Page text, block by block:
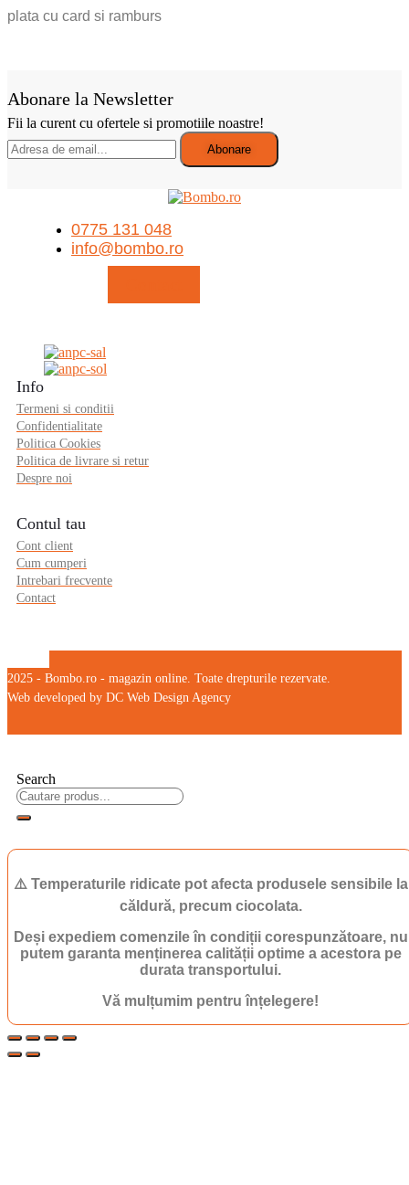
plata cu card si ramburs
Abonare la Newsletter
Fii la curent cu ofertele si promotiile noastre!
0775 131 048
info@bombo.ro
Info
Termeni si conditii
Confidentialitate
Politica Cookies
Politica de livrare si retur
Despre noi
Contul tau
Cont client
Cum cumperi
Intrebari frecvente
Contact
2025 - Bombo.ro - magazin online. Toate drepturile rezervate.
Web developed by DC Web Design Agency
Search
⚠️ Temperaturile ridicate pot afecta produsele sensibile la
căldură, precum ciocolata.
Deși expediem comenzile în condiții corespunzătoare, nu
putem garanta menținerea calității optime a acestora pe
durata transportului.
Vă mulțumim pentru înțelegere!